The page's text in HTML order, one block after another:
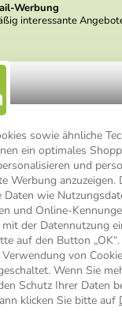
sowie ähnliche
ein optimales
und
Werbung anzuzeigen.
Daten wie
und Online-
der Datennutzung
auf den Button
von
Wenn Sie
Schutz Ihrer Daten
klicken Sie bitte auf
Werbung
interessante
wird nicht an andere
Zwecken
konkrete Person
meiner E-Mail-
Wirkung für die Zukunft
am Ende des
Mitgliederbereich
Vertrag widerrufen
inkl. MwSt., bis 49,90
€ Bestellwert inkl.